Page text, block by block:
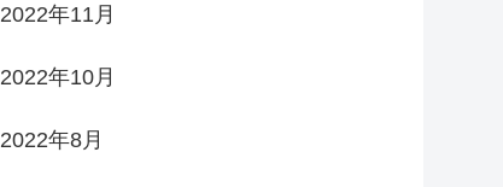
2022年11月
2022年10月
2022年8月